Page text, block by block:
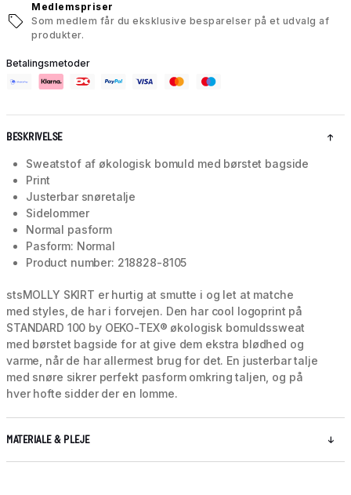
Medlemspriser
Som medlem får du eksklusive besparelser på et udvalg af
produkter.
Betalingsmetoder
BESKRIVELSE
Sweatstof af økologisk bomuld med børstet bagside
Print
Justerbar snøretalje
Sidelommer
Normal pasform
Pasform: Normal
Product number: 218828-8105
stsMOLLY SKIRT er hurtig at smutte i og let at matche
med styles, de har i forvejen. Den har cool logoprint på
STANDARD 100 by OEKO-TEX® økologisk bomuldssweat
med børstet bagside for at give dem ekstra blødhed og
varme, når de har allermest brug for det. En justerbar talje
med snøre sikrer perfekt pasform omkring taljen, og på
hver hofte sidder der en lomme.
MATERIALE & PLEJE